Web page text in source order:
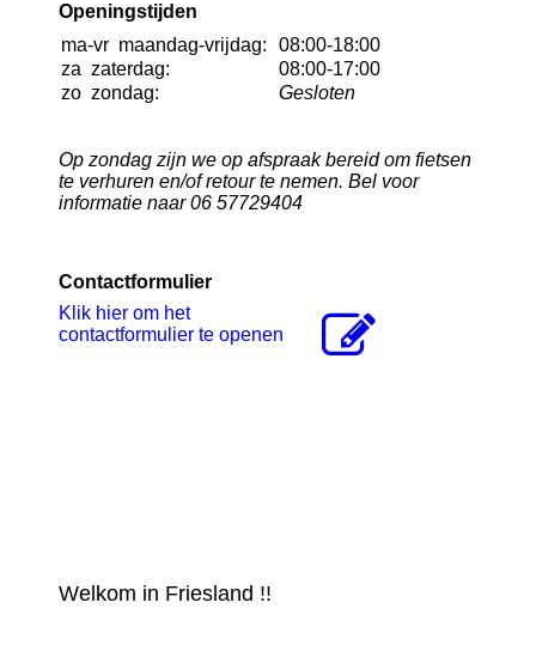
Openingstijden
ma-vr maandag-vrijdag:
08:00-18:00
zazaterdag:
08:00-17:00
zozondag: Gesloten
Op zondag zijn we op afspraak bereid om fietsen
te verhuren en/of retour te nemen. Bel voor
informatie naar 06 57729404
Contactformulier
Klik hier om het
contactformulier te openen
Welkom in Friesland !!